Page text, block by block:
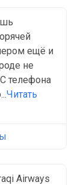
ещё и
не
телефона
Читать
Airways